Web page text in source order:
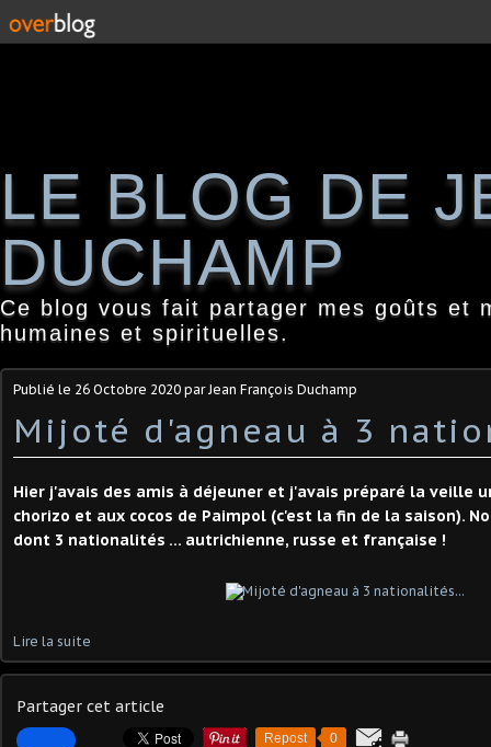
LE BLOG DE
DUCHAMP
Ce blog vous fait partager mes goûts et
humaines et spirituelles.
Publié le 26 Octobre 2020 par Jean François Duchamp
Mijoté d'agneau à 3
Hier j'avais des amis à déjeuner et j'avais préparé la veille
chorizo et aux cocos de Paimpol (c'est la fin de la saison).
dont 3 nationalités ... autrichienne, russe et française !
Lire la suite
Partager cet article
Repost 0